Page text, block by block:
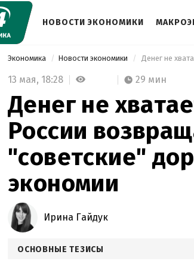
НОВОСТИ ЭКОНОМИКИ
Экономика Новости экономики
13 мая, 18:28 29 мин
Денег не
России
"советские"
экономии
Ирина Гайдук
ОСНОВНЫЕ ТЕЗИСЫ